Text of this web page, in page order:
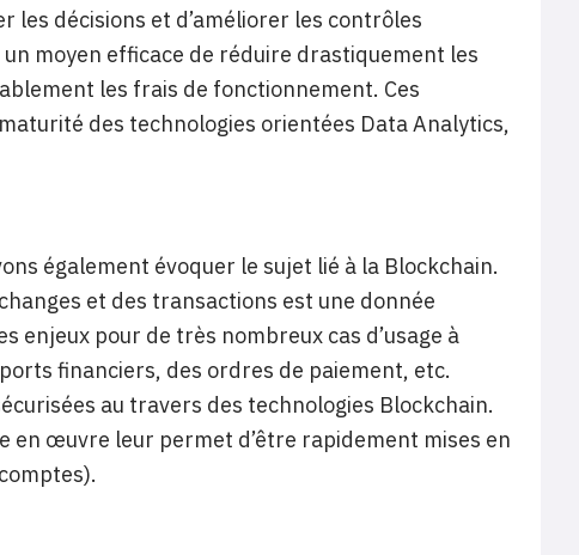
décisions et d’améliorer les contrôles
moyen efficace de réduire drastiquement les
les frais de fonctionnement. Ces
des technologies orientées Data Analytics,
également évoquer le sujet lié à la Blockchain.
et des transactions est une donnée
enjeux pour de très nombreux cas d’usage à
financiers, des ordres de paiement, etc.
au travers des technologies Blockchain.
en œuvre leur permet d’être rapidement mises en